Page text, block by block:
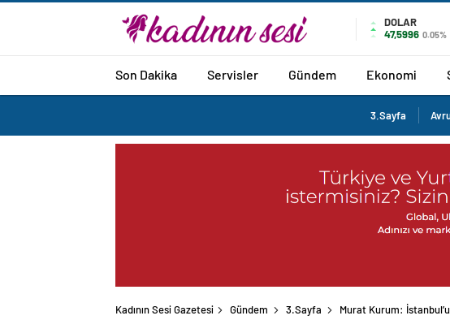
DOLAR
47,5996 0.05%
Son Dakika Servisler Gündem Ekonomi
3.Sayfa
Kadının Sesi Gazetesi Gündem 3.Sayfa Murat Kurum: